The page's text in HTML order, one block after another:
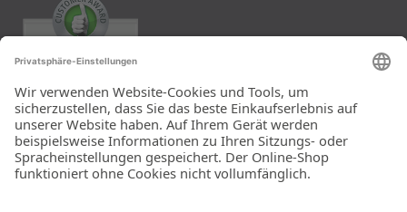
385 reviews from real customers
(last 12 months)
Total: 11283
Die Auswahl und die
Einfachheit der
Bestellung.